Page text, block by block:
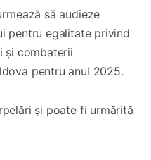
să audieze
pentru egalitate privind
și combaterii
pentru anul 2025.
și poate fi urmărită